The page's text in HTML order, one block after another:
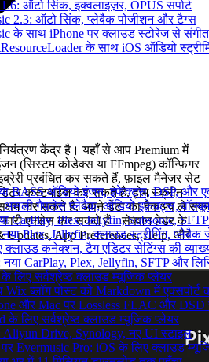
ऑटो सिंक, इक्वलाइज़र, OPUS सपोर्ट
2.3: ऑटो सिंक, प्लेबैक पोजीशन और टैग्स
के साथ iPhone पर क्लाउड स्टोरेज से
के साथ iOS ऑडियो
BASS ऑडियो इंजन, इफेक्ट्स, DSP, और
असली गैपलेस प्लेबैक, ऑडियो इफ़ेक्ट्स, वॉल्यूम
CarPlay, Plex, Jellyfin, Subsonic,
Plex, Jellyfin, क्लाउड स्ट्रीमिंग, प्लेबैक
क्लाउड कनेक्शन, टैग एडिटर सेटिंग्स की
नया CarPlay, Plex, Jellyfin, SFTP और
लिए सर्वश्रेष्ठ क्लाउड म्यूजिक प्लेयर
ब्लॉग पोस्ट को Markdown में एक्सपोर्ट
और Mac पर Lossless FLAC और DSD
के लिए सर्वश्रेष्ठ क्लाउड म्यूजिक प्लेयर
Aliyun Drive, Synology, नए UI स्टाइल
Evermusic Pro: iOS के लिए क्लाउड
केंद्र है। यहाँ से आप Premium में
(सिस्टम कोडेक्स या FFmpeg) कॉन्फ़िगर
प्रबंधित कर सकते हैं, फ़ाइल मैनेजर सेट
कस्टमाइज़ कर सकते हैं, होम स्क्रीन
कर सकते हैं, अपने डेटा का बैकअप ले
एक्सेस कर सकते हैं। सेक्शन हेडर के
Updates, App Preferences, Help, और